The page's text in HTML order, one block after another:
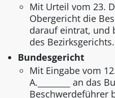
Mit Urteil vom 23.
Obergericht die
darauf eintrat, und
des Bezirksgerichts.
Bundesgericht
Mit Eingabe vom
A.________ an das
Beschwerdeführer